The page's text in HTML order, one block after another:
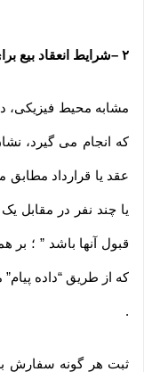
۲ –شرایط انعقاد بیع
مشابه محیط فیزیکی،
که انجام می گیرد،
یا چند نفر در مقابل
قبول آنها باشد ” ؛ بر
که از طریق “داده
.
ثبت هر گونه سفارش